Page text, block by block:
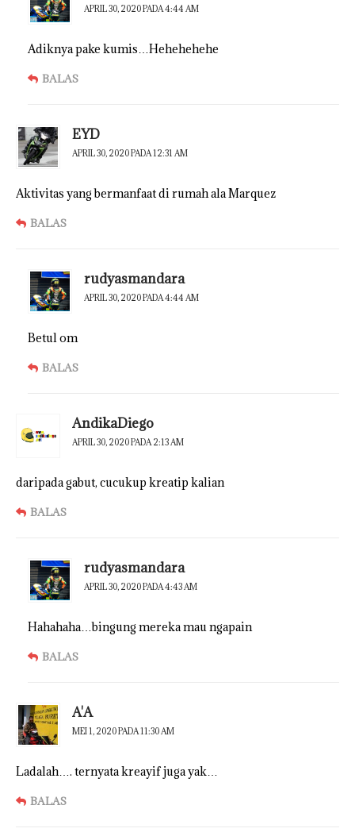
APRIL 30, 2020 PADA 4:44 AM
Adiknya pake kumis…Hehehehehe
BALAS
EYD
APRIL 30, 2020 PADA 12:31 AM
Aktivitas yang bermanfaat di rumah ala Marquez
BALAS
rudyasmandara
APRIL 30, 2020 PADA 4:44 AM
Betul om
BALAS
AndikaDiego
APRIL 30, 2020 PADA 2:13 AM
daripada gabut, cucukup kreatip kalian
BALAS
rudyasmandara
APRIL 30, 2020 PADA 4:43 AM
Hahahaha…bingung mereka mau ngapain
BALAS
A'A
MEI 1, 2020 PADA 11:30 AM
Ladalah…. ternyata kreayif juga yak…
BALAS